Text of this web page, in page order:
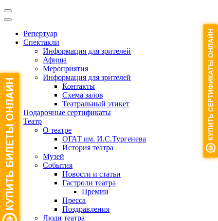
Репертуар
Спектакли
Информация для зрителей
Афиша
Мероприятия
Информация для зрителей
Контакты
Схема залов
Театральный этикет
Подарочные сертификаты
Театр
О театре
ОГАТ им. И.С.Тургенева
История театра
Музей
События
Новости и статьи
Гастроли театра
Премии
Пресса
Поздравления
Люди театра